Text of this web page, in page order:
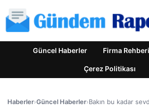
Güncel Haberler Firma Rehberi
Çerez Politikası
Haberler›Güncel Haberler›Bakın bu kadar